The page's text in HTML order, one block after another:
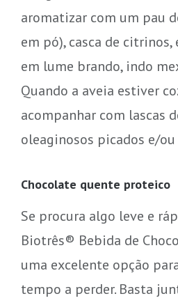
aromatizar com um pau
em pó), casca de
em lume brando, indo
Quando a aveia estiver
acompanhar com lascas
oleaginosos picados e/
Chocolate quente proteico
Se procura algo leve e
Biotrês® Bebida de
uma excelente opção
tempo a perder. Basta